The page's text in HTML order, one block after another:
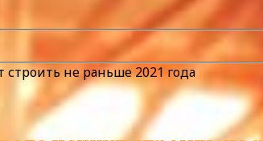
не раньше 2021 года